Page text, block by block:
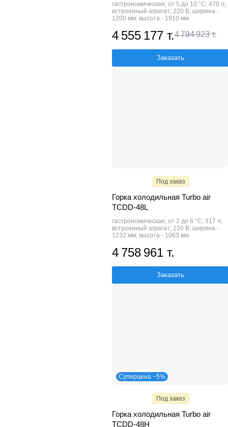
гастрономическая; от 5 до 10 °C; 470 л;
встроенный агрегат; 220 В; ширина -
1200 мм; высота - 1910 мм
4 555 177 т.4 794 923 т.
Заказать
Под заказ
Горка холодильная Turbo air
TCDD-48L
гастрономическая; от 2 до 6 °C; 317 л;
встроенный агрегат; 220 В; ширина -
1232 мм; высота - 1063 мм
4 758 961 т.
Заказать
Суперцена −5%
Под заказ
Горка холодильная Turbo air
TCDD-48H